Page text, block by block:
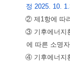
정 2025. 10.
② 제1항에 따
③ 기후에너지
에 따른 소명
④ 기후에너지